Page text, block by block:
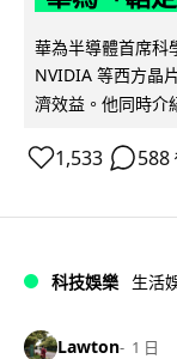
華為半導體首席科
NVIDIA 等西方晶
濟效益。他同時介
1,533 588
科技娛樂 生活
Lawton 1 日